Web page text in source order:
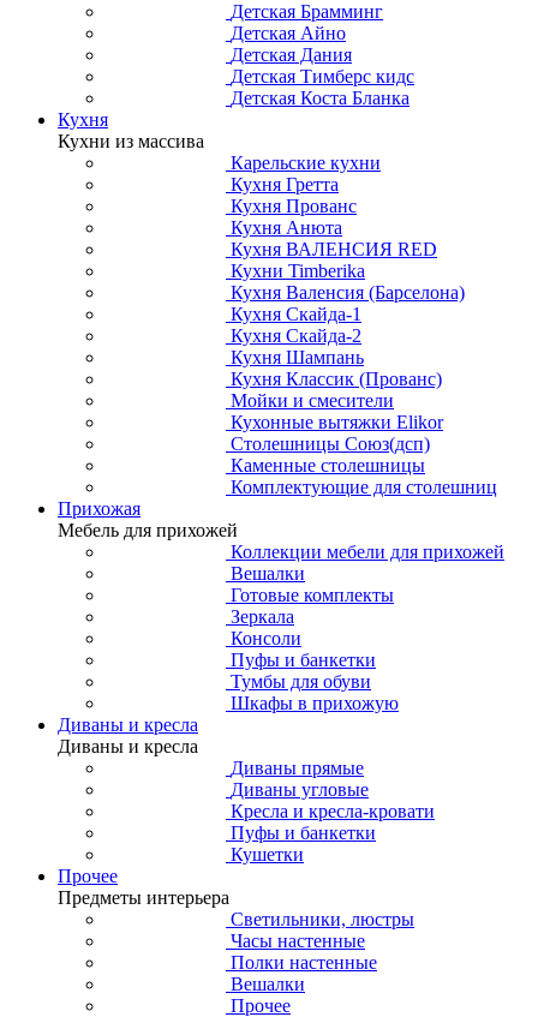
Детская Брамминг
Детская Айно
Детская Дания
Детская Тимберс кидс
Детская Коста Бланка
Кухня
Кухни из массива
Карельские кухни
Кухня Гретта
Кухня Прованс
Кухня Анюта
Кухня ВАЛЕНСИЯ RED
Кухни Timberika
Кухня Валенсия (Барселона)
Кухня Скайда-1
Кухня Скайда-2
Кухня Шампань
Кухня Классик (Прованс)
Мойки и смесители
Кухонные вытяжки Elikor
Столешницы Союз(дсп)
Каменные столешницы
Комплектующие для столешниц
Прихожая
Мебель для прихожей
Коллекции мебели для прихожей
Вешалки
Готовые комплекты
Зеркала
Консоли
Пуфы и банкетки
Тумбы для обуви
Шкафы в прихожую
Диваны и кресла
Диваны и кресла
Диваны прямые
Диваны угловые
Кресла и кресла-кровати
Пуфы и банкетки
Кушетки
Прочее
Предметы интерьера
Светильники, люстры
Часы настенные
Полки настенные
Вешалки
Прочее